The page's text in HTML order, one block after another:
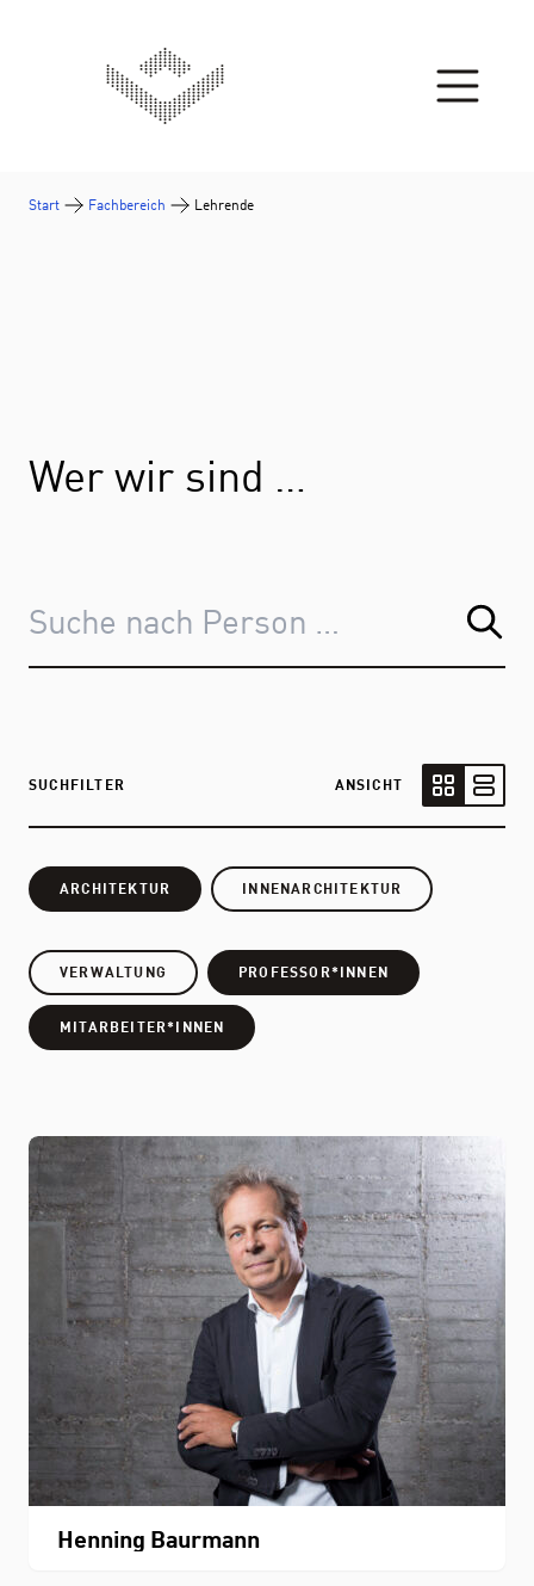
Start Fachbereich Lehrende
Wer wir sind …
SUCHFILTER
ANSICHT
ARCHITEKTUR INNENARCHITEKTUR
VERWALTUNG PROFESSOR*INNEN
MITARBEITER*INNEN
Henning Baurmann